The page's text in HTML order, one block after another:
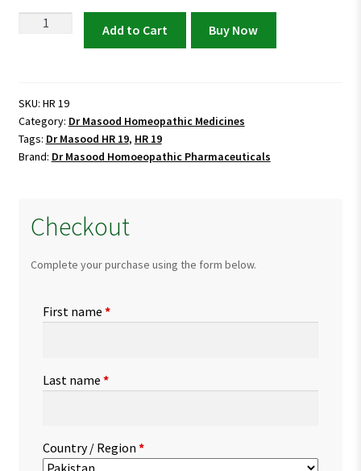
(INFO-
F)
quantity
Add to Cart Buy Now
SKU: HR 19
Category: Dr Masood Homeopathic Medicines
Tags: Dr Masood HR 19, HR 19
Brand: Dr Masood Homoeopathic Pharmaceuticals
Checkout
Complete your purchase using the form below.
First name *
Last name *
Country / Region *